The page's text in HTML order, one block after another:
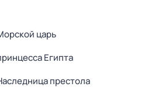
царь
Египта
престола